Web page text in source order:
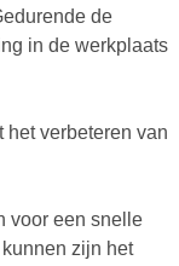
de
in de werkplaats
het verbeteren van
voor een snelle
zijn het